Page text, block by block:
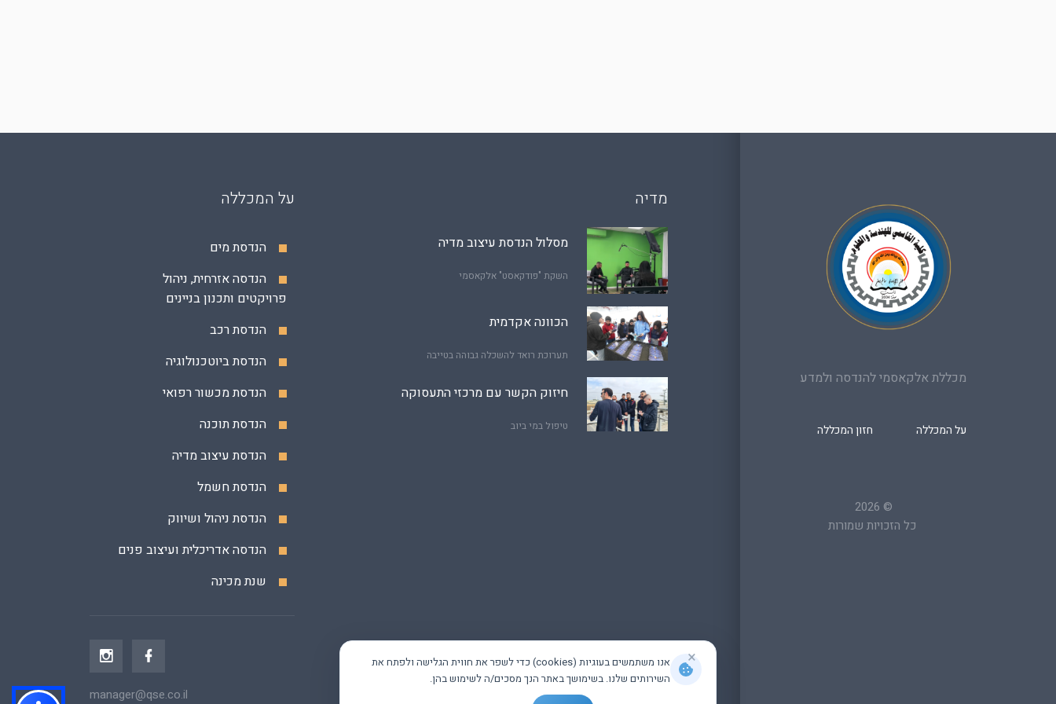
מכללת אלקאסמי להנדסה ולמדע
על המכללה חזון המכללה
©
2026
כל הזכויות שמורות
מדיה
מסלול הנדסת עיצוב מדיה
השקת "פודקאסט" אלקאסמי
הכוונה אקדמית
תערוכת רואד להשכלה גבוהה בטייבה
חיזוק הקשר עם מרכזי התעסוקה
טיפול במי ביוב
על המכללה
הנדסת מים
הנדסה אזרחית, ניהול
פרויקטים ותכנון בניינים
הנדסת רכב
הנדסת ביוטכנולוגיה
הנדסת מכשור רפואי
הנדסת תוכנה
הנדסת עיצוב מדיה
הנדסת חשמל
הנדסת ניהול ושיווק
הנדסה אדריכלית ועיצוב פנים
שנת מכינה
manager@qse.co.il
×
אנו משתמשים בעוגיות (cookies) כדי לשפר את חווית הגלישה ולפתח את
השירותים שלנו. בשימושך באתר הנך מסכים/ה לשימוש בהן.